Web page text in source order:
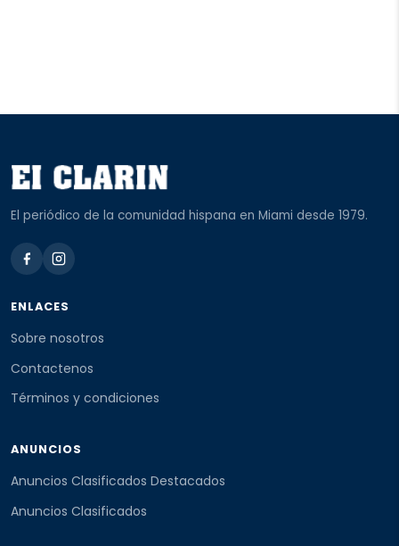
El periódico de la comunidad hispana en Miami desde 1979.
ENLACES
Sobre nosotros
Contactenos
Términos y condiciones
ANUNCIOS
Anuncios Clasificados Destacados
Anuncios Clasificados